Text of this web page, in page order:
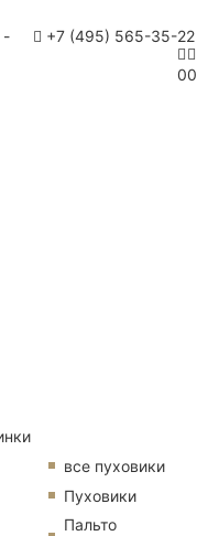
- +7 (495) 565-35-22
00
все пуховики
Пуховики
Пальто